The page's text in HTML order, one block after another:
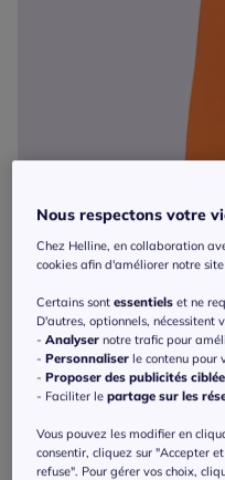
Robe d'été pur coton à
59 €
Collection L
Nous respectons votre
Chez Helline, en collaboration
cookies afin d'améliorer notre
Certains sontessentiels et ne
D'autres, optionnels, nécessitent
-Analyser notre trafic pour
-Personnaliser le contenu pour
-Proposer des publicités
- Faciliter lepartage sur les
Vous pouvez les modifier en
consentir, cliquez sur "Accepter
refuse". Pour gérer vos choix,